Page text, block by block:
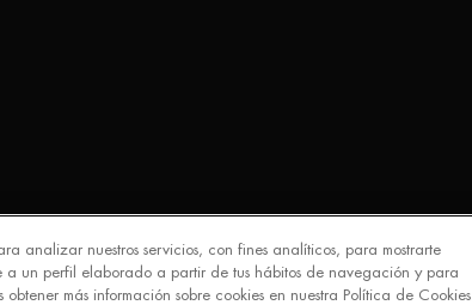
analizar nuestros servicios, con fines analíticos, para mostrarte
un perfil elaborado a partir de tus hábitos de navegación y para
más información sobre cookies en nuestra Política de Cookies.